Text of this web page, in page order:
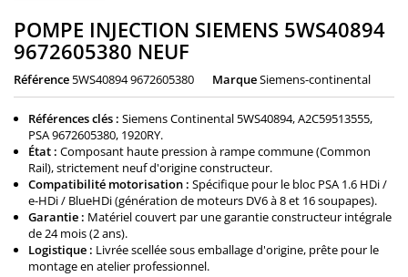
POMPE INJECTION SIEMENS 5WS40894
9672605380 NEUF
Référence 5WS40894 9672605380 MarqueSiemens-continental
Références clés : Siemens Continental 5WS40894, A2C59513555,
PSA 9672605380, 1920RY.
État : Composant haute pression à rampe commune (Common
Rail), strictement neuf d'origine constructeur.
Compatibilité motorisation : Spécifique pour le bloc PSA 1.6 HDi /
e-HDi / BlueHDi (génération de moteurs DV6 à 8 et 16 soupapes).
Garantie : Matériel couvert par une garantie constructeur intégrale
de 24 mois (2 ans).
Logistique : Livrée scellée sous emballage d'origine, prête pour le
montage en atelier professionnel.